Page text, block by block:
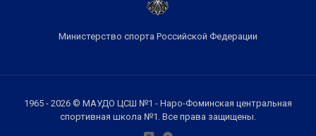
Министерство спорта Российской Федерации
1965 - 2026 © МАУДО ЦСШ №1 - Наро-Фоминская центральная
спортивная школа №1. Все права защищены.